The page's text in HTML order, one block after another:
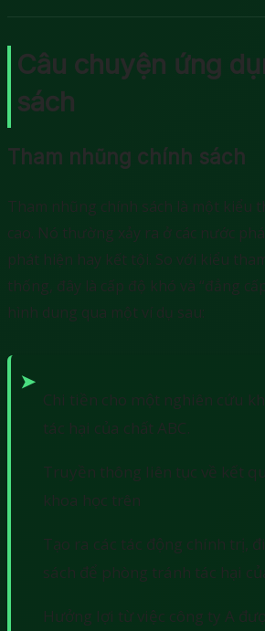
Câu chuyện ứng
sách
Tham nhũng chính sách
Tham nhũng chính sách là một kiểu
cao. Nó thường xảy ra ở các nước
phát hiện hay kết tội. So với kiểu
thống, đây là cấp độ khó và “đẳng
hình dung qua một ví dụ sau:
Chi tiền cho một nghiên cứu
tác hại của chất ABC.
Truyền thông liên tục về kết
khoa học trên
Tạo ra các tác động chính trị,
sách để phòng tránh tác hại
Hưởng lợi từ việc công ty A